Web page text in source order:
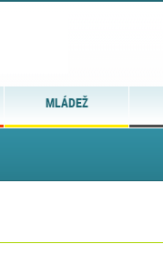
MLÁDEŽ